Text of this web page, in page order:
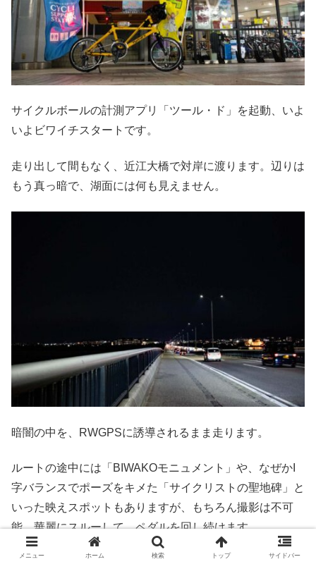
サイクルボールの計測アプリ「ツール・ド」を起動、いよ
いよビワイチスタートです。
走り出して間もなく、近江大橋で対岸に渡ります。辺りは
もう真っ暗で、湖面には何も見えません。
暗闇の中を、RWGPSに誘導されるまま走ります。
ルートの途中には「BIWAKOモニュメント」や、なぜかI
字バランスでポーズをキメた「サイクリストの聖地碑」と
いった映えスポットもありますが、もちろん撮影は不可
能。華麗にスルーして、ペダルを回し続けます。
メニュー ホーム 検索 トップ サイドバー